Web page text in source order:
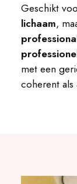
Geschikt
lichaam,
met een
coherent